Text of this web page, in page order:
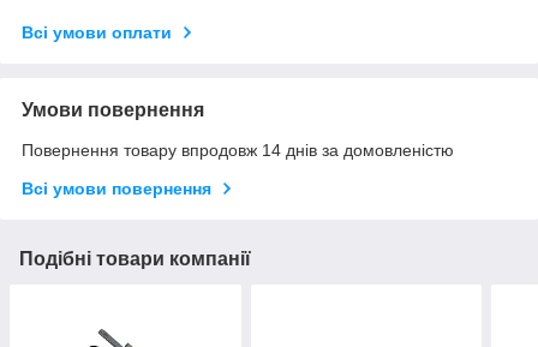
Всі умови оплати
Умови повернення
Повернення товару впродовж 14 днів за домовленістю
Всі умови повернення
Подібні товари компанії